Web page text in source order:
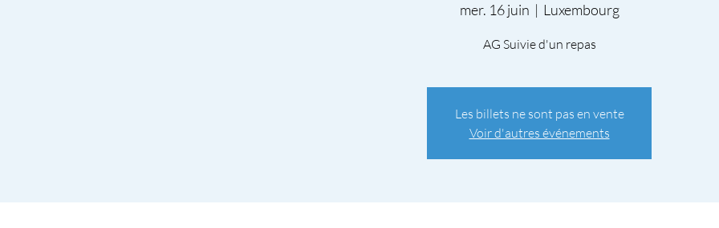
mer. 16 juin
  |
Luxembourg
AG Suivie d'un repas
Les billets ne sont pas en vente
Voir d'autres événements